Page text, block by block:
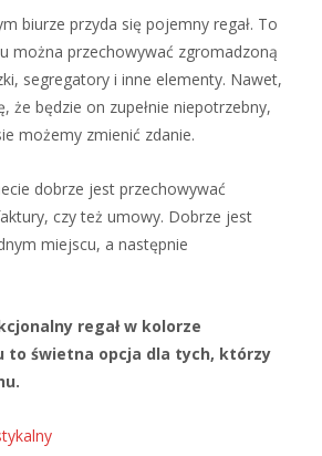
biurze przyda się pojemny regał. To
można przechowywać zgromadzoną
segregatory i inne elementy. Nawet,
że będzie on zupełnie niepotrzebny,
możemy zmienić zdanie.
dobrze jest przechowywać
czy też umowy. Dobrze jest
miejscu, a następnie
regał w kolorze
to świetna opcja dla tych, którzy